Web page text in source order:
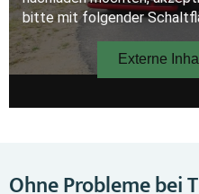
Ohne Probleme bei